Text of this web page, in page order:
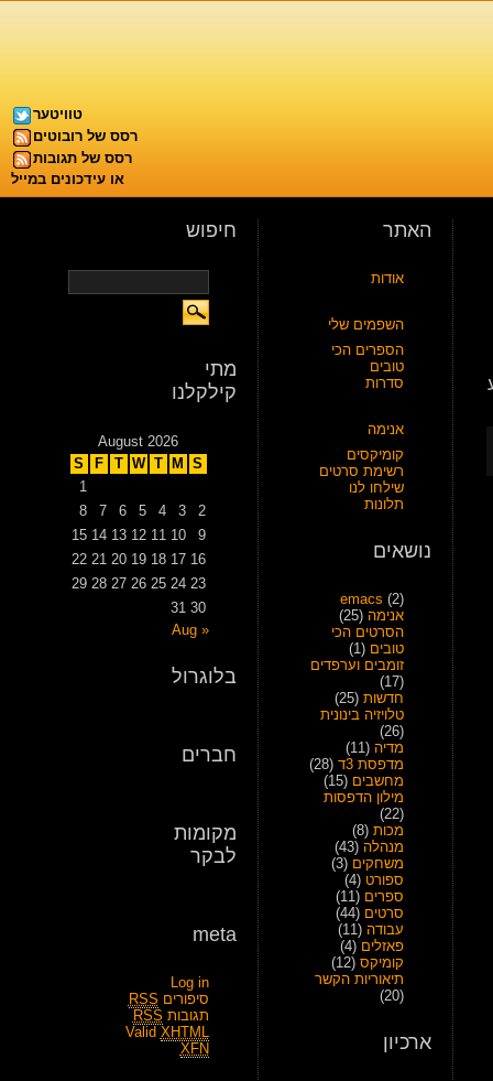
טוויטער
רסס של רובוטים
רסס של תגובות
או עידכונים במייל
האתר
אודות
השפמים שלי
הספרים הכי
טובים
סדרות
אנימה
קומיקסים
רשימת סרטים
שילחו לנו
תלונות
נושאים
emacs (2)
אנימה (25)
הסרטים הכי
טובים (1)
זומבים וערפדים
(17)
חדשות (25)
טלויזיה בינונית
(26)
מדיה (11)
מדפסת 3ד
(28)
מחשבים (15)
מילון הדפסות
(22)
מכות (8)
מנהלה (43)
משחקים (3)
ספורט (4)
ספרים (11)
סרטים (44)
עבודה (11)
פאזלים (4)
קומיקס (12)
תיאוריות הקשר
(20)
ארכיון
חיפוש
מתי
קילקלנו
August 2026
S
M
T
W
T
F
S
1
2
3
4
5
6
7
8
9
10
11
12
13
14
15
16
17
18
19
20
21
22
23
24
25
26
27
28
29
30
31
« Aug
בלוגרול
חברים
מקומות
לבקר
meta
Log in
סיפורים RSS
תגובות RSS
Valid XHTML
XFN